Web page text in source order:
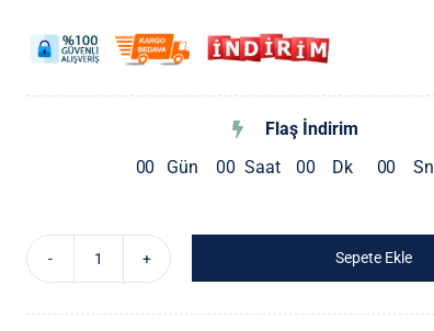
Flaş İndirim
00 Gün 00 Saat 00 Dk 00 Sn
Sepete Ekle